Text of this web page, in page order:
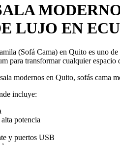
LUJO EN
(Sofá Cama) en Quito es uno
para transformar cualquier espacio
modernos en Quito, sofás cama
incluye:
potencia
y puertos USB